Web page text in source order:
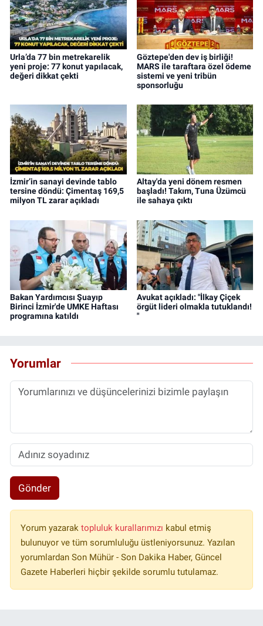
Urla’da 77 bin metrekarelik
yeni proje: 77 konut yapılacak,
değeri dikkat çekti
Göztepe'den dev iş birliği!
MARS ile taraftara özel ödeme
sistemi ve yeni tribün
sponsorluğu
İzmir’in sanayi devinde tablo
tersine döndü: Çimentaş 169,5
milyon TL zarar açıkladı
Altay'da yeni dönem resmen
başladı! Takım, Tuna Üzümcü
ile sahaya çıktı
Bakan Yardımcısı Şuayıp
Birinci İzmir'de UMKE Haftası
programına katıldı
Avukat açıkladı: "İlkay Çiçek
örgüt lideri olmakla tutuklandı!
"
Yorumlar
Gönder
Yorum yazarak topluluk kurallarımızı kabul etmiş
bulunuyor ve tüm sorumluluğu üstleniyorsunuz. Yazılan
yorumlardan Son Mühür - Son Dakika Haber, Güncel
Gazete Haberleri hiçbir şekilde sorumlu tutulamaz.